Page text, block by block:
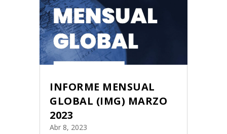
INFORME MENSUAL
GLOBAL (IMG) MARZO
2023
Abr 8, 2023